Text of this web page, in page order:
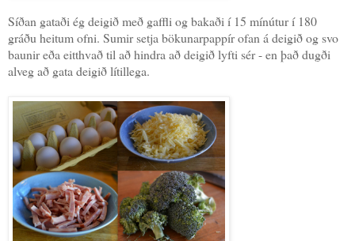
Síðan gataði ég deigið með gaffli og bakaði í 15 mínútur í 180
gráðu heitum ofni. Sumir setja bökunarpappír ofan á deigið og svo
baunir eða eitthvað til að hindra að deigið lyfti sér - en það dugði
alveg að gata deigið lítillega.